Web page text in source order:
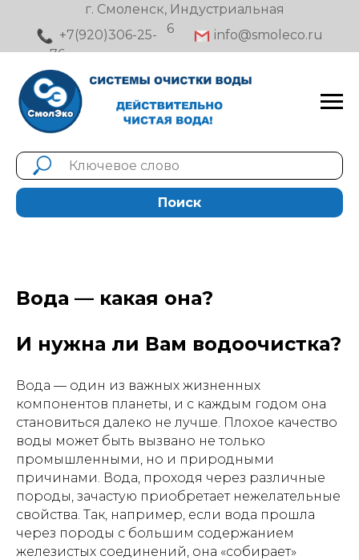
⠀+7(920)306-25-
76⠀⠀⠀
⠀⠀⠀г. Смоленск, Индустриальная
6
Поиск
Вода — какая она?
И нужна ли Вам водоочистка?
Вода — один из важных жизненных
компонентов планеты, и с каждым годом она
становиться далеко не лучше. Плохое качество
воды может быть вызвано не только
промышленными, но и природными
причинами. Вода, проходя через различные
породы, зачастую приобретает нежелательные
свойства. Так, например, если вода прошла
через породы с большим содержанием
железистых соединений, она «собирает»